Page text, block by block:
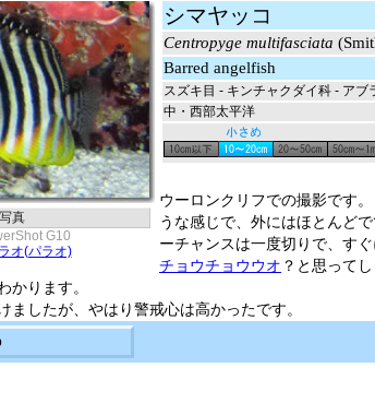
シマヤッコ
Centropyge multifasciata
Barred angelfish
スズキ目 - キンチャクダイ科 - アブ
中・西部太平洋
真
G10
オ(パラオ)
ウーロンクリフでの撮影です
うな感じで、外にはほとんど
ーチャンスは一度切りで、す
チョウチョウウオ ？と思って
かります。
ましたが、やはり警戒心は高かったです。